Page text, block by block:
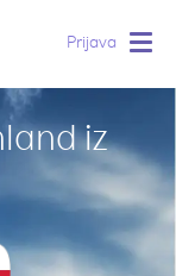
Prijava
iz